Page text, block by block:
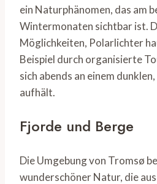
ein Naturphänomen, das am
Wintermonaten sichtbar ist.
Möglichkeiten, Polarlichter
Beispiel durch organisierte
sich abends an einem
aufhält.
Fjorde und Berge
Die Umgebung von Tromsø
wunderschöner Natur, die